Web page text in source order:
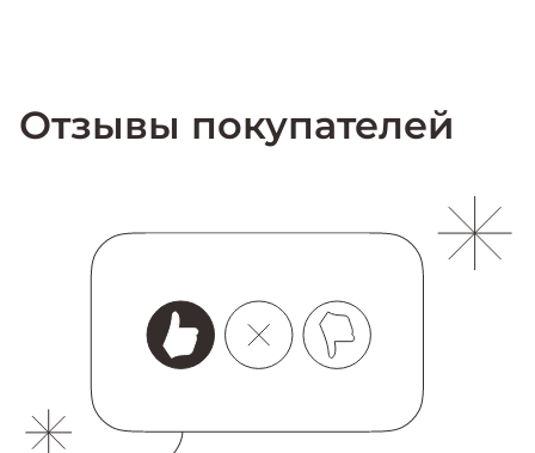
Отзывы покупателей